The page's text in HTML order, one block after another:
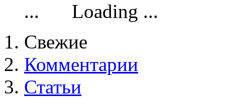
Loading ...
Свежие
Комментарии
Статьи